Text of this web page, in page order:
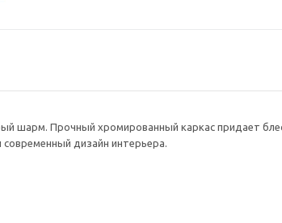
шарм. Прочный хромированный каркас придает
дизайн интерьера.